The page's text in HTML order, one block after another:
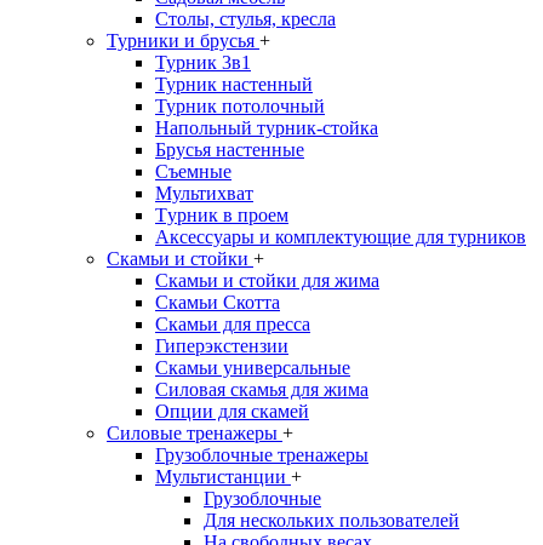
Столы, стулья, кресла
Турники и брусья +
Турник 3в1
Турник настенный
Турник потолочный
Напольный турник-стойка
Брусья настенные
Съемные
Мультихват
Tурник в проем
Аксессуары и комплектующие для турников
Скамьи и стойки +
Скамьи и стойки для жима
Скамьи Скотта
Скамьи для пресса
Гиперэкстензии
Скамьи универсальные
Силовая скамья для жима
Опции для скамей
Силовые тренажеры +
Грузоблочные тренажеры
Мультистанции +
Грузоблочные
Для нескольких пользователей